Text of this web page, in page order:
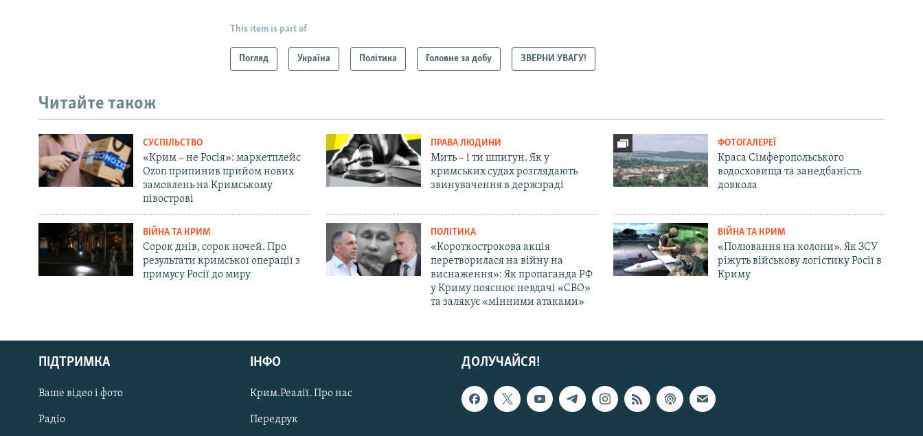
Русский
Qırımtatar
ДОЛУЧАЙСЯ!
This item is part of
Погляд Україна Політика Головне за добу ЗВЕРНИ УВАГУ!
Читайте також
СУСПІЛЬСТВО
«Крим – не Росія»: маркетплейс
Ozon припинив прийом нових
замовлень на Кримському
півострові
ПРАВА ЛЮДИНИ
Мить – і ти шпигун. Як у
кримських судах розглядають
звинувачення в держзраді
ФОТОГАЛЕРЕЇ
Краса Сімферопольського
водосховища та занедбаність
довкола
ВІЙНА ТА КРИМ
Сорок днів, сорок ночей. Про
результати кримської операції з
примусу Росії до миру
ПОЛІТИКА
«Короткострокова акція
перетворилася на війну на
виснаження»: Як пропаганда РФ
у Криму пояснює невдачі «СВО»
та залякує «мінними атаками»
ВІЙНА ТА КРИМ
«Полювання на колони». Як ЗСУ
ріжуть військову логістику Росії в
Криму
ДОЛУЧАЙСЯ!
ПІДТРИМКА
Ваше відео і фото
Радіо
ІНФО
Крим.Реалії. Про нас
Передрук